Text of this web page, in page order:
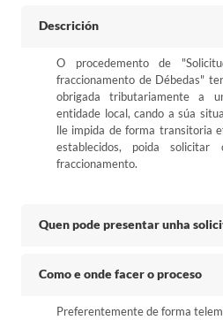
Descrición
O procedemento de
fraccionamento de Débedas"
obrigada tributariamente a
entidade local, cando a súa
lle impida de forma transitoria
establecidos, poida
fraccionamento.
Quen pode presentar unha
Como e onde facer o proceso
Preferentemente de forma